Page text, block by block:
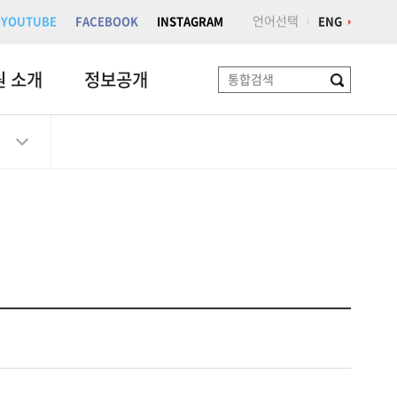
YOUTUBE FACEBOOK INSTAGRAM 언어선택 ENG
검
소개 정보공개